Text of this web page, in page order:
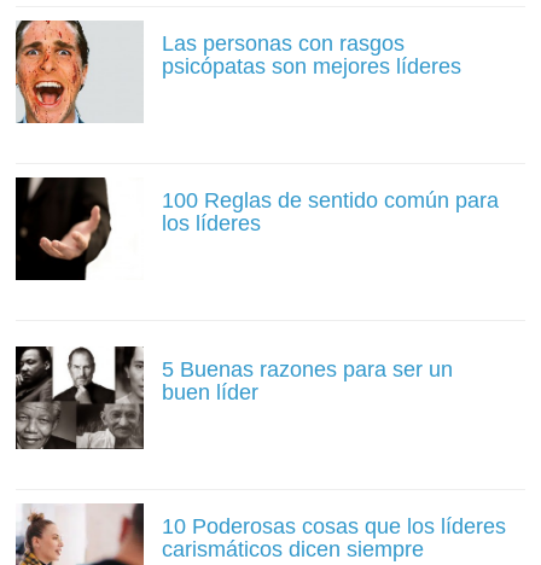
Las personas con rasgos
psicópatas son mejores líderes
100 Reglas de sentido común para
los líderes
5 Buenas razones para ser un
buen líder
10 Poderosas cosas que los líderes
carismáticos dicen siempre